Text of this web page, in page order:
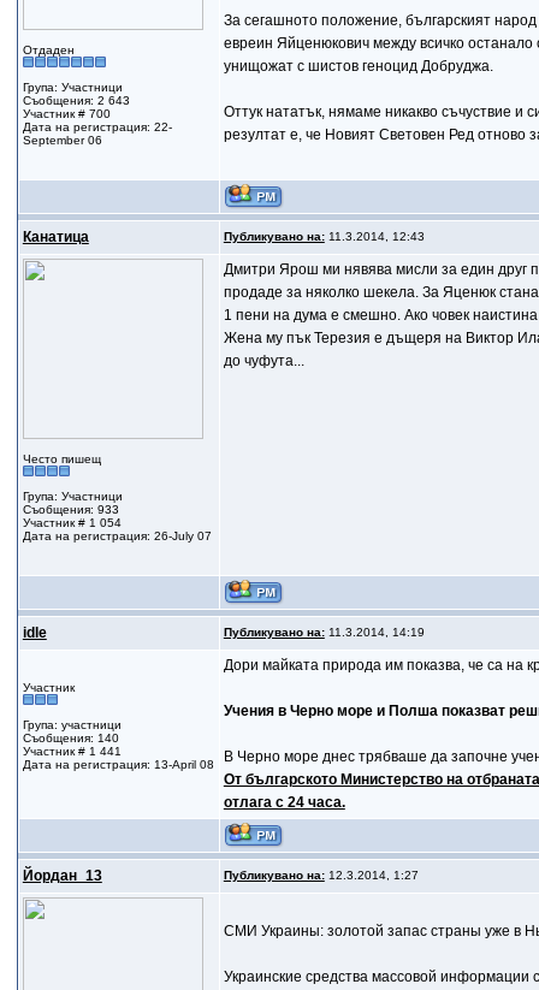
Отдаден
Група: Участници
Съобщения: 2 643
Участник # 700
Дата на регистрация: 22-
September 06
За сегашното положение, българският
евреин Яйценюкович между всичко
унищожат с шистов геноцид Добруджа.
Оттук нататък, нямаме никакво съчуствие
резултат е, че Новият Световен Ред отново
Канатица Публикувано на:11.3.2014, 12:43
Често пишещ
Група: Участници
Съобщения: 933
Участник # 1 054
Дата на регистрация: 26-July 07
Дмитри Ярош ми нявява мисли за един друг
продаде за няколко шекела. За Яценюк
1 пени на дума е смешно. Ако човек
Жена му пък Терезия е дъщеря на Виктор
до чуфута...
idle Публикувано на:11.3.2014, 14:19
Участник
Група: участници
Съобщения: 140
Участник # 1 441
Дата на регистрация: 13-April 08
Дори майката природа им показва, че са на
Учения в Черно море и Полша показват
В Черно море днес трябваше да започне
От българското Министерство на
отлага с 24 часа.
Йордан_13 Публикувано на:12.3.2014, 1:27
СМИ Украины: золотой запас страны уже в
Украинские средства массовой информации